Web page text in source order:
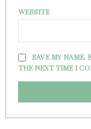
WEBSITE
SAVE MY NAME,
THE NEXT TIME I